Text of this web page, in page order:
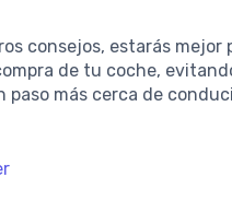
consejos, estarás mejor
de tu coche,
paso más cerca de